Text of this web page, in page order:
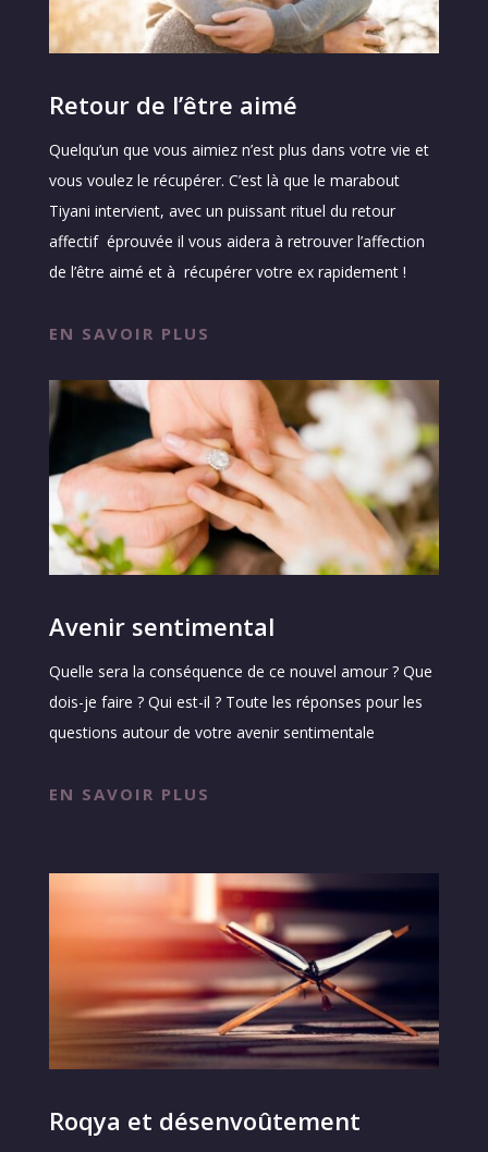
Retour de l’être aimé
Quelqu’un que vous aimiez n’est plus dans votre vie et
vous voulez le récupérer. C’est là que le marabout
Tiyani intervient, avec un puissant rituel du retour
affectif éprouvée il vous aidera à retrouver l’affection
de l’être aimé et à récupérer votre ex rapidement !
EN SAVOIR PLUS
Avenir sentimental
Quelle sera la conséquence de ce nouvel amour ? Que
dois-je faire ? Qui est-il ? Toute les réponses pour les
questions autour de votre avenir sentimentale
EN SAVOIR PLUS
Roqya et désenvoûtement